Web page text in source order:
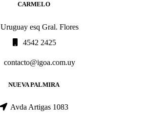
CARMELO
Uruguay esq Gral. Flores
4542 2425
contacto@igoa.com.uy
NUEVA PALMIRA
Avda Artigas 1083